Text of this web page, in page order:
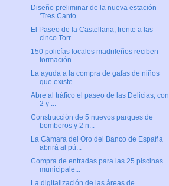
Diseño preliminar de la nueva estación
'Tres Canto...
El Paseo de la Castellana, frente a las
cinco Torr...
150 policías locales madrileños reciben
formación ...
La ayuda a la compra de gafas de niños
que existe ...
Abre al tráfico el paseo de las Delicias, con
2 y ...
Construcción de 5 nuevos parques de
bomberos y 2 n...
La Cámara del Oro del Banco de España
abrirá al pú...
Compra de entradas para las 25 piscinas
municipale...
La digitalización de las áreas de